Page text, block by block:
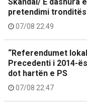
pretendimi tronditës
07/08 22:49
“Referendumet
Precedenti i 2014-
dot hartën e PS
07/08 22:47